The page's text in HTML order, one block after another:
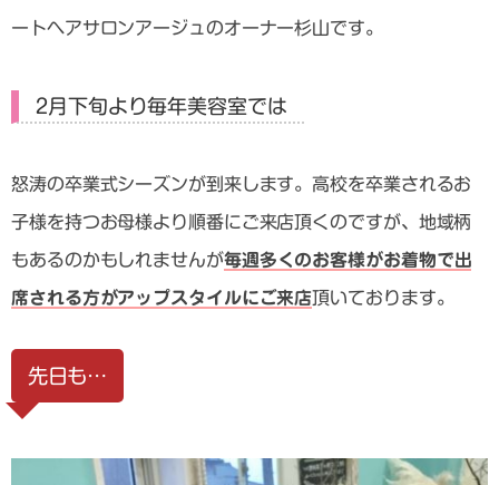
ートヘアサロンアージュのオーナー杉山です。
2月下旬より毎年美容室では
怒涛の卒業式シーズンが到来します。高校を卒業されるお
子様を持つお母様より順番にご来店頂くのですが、地域柄
もあるのかもしれませんが毎週多くのお客様がお着物で出
席される方がアップスタイルにご来店頂いております。
先日も…